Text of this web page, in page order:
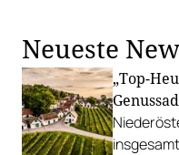
Neueste
„Top-